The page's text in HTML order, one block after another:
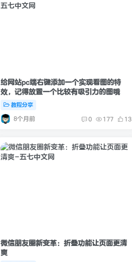
给网站pc端右键添加一个实现看图的特
效，记得放置一个比较有吸引力的图哦
教程分享
8个月前 0 177 13
微信朋友圈新变革：折叠功能让页面更清
爽